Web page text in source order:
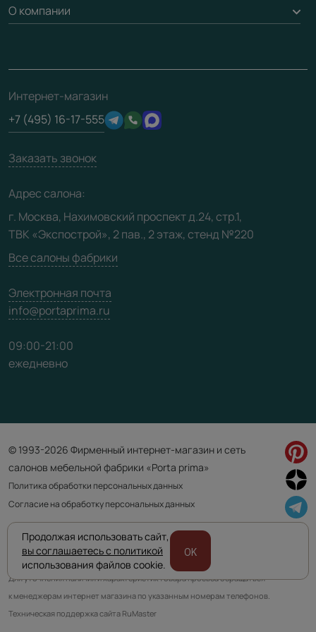
Погонаж
Вопрос-ответ
Отзывы клиентов
Техническая информация
Юридическая информация
Доставка
Дизайнерам / архитекторам
Скачать материалы
3D-модели
О компании
О фабрике
Сертификаты
Производство
Вакансии
Видео
Карта сайта
Интернет-магазин
+7 (495) 16-17-555
Заказать звонок
Адрес салона:
г. Москва, Нахимовский проспект д.24, стр.1,
ТВК «Экспострой», 2 пав., 2 этаж, стенд №220
Все салоны фабрики
Электронная почта
info@portaprima.ru
09:00-21:00
ежедневно
© 1993-2026 Фирменный интернет-магазин и сеть
салонов мебельной фабрики «Porta prima»
Политика обработки персональных данных
Согласие на обработку персональных данных
Приведенная на сайте информация не является публичной офертой
и носит информационно ознакомительный характер.
Для уточнения наличия и характеристик товара просьба обращаться
к менеджерам интернет магазина по указанным номерам телефонов.
Техническая поддержка сайта RuMaster
Продолжая использовать сайт,
вы соглашаетесь с политикой
использования файлов cookie.
OK